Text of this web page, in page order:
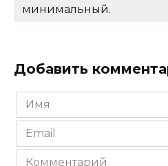
минимальный.
Добавить
Имя
*
Email
*
Комментарий